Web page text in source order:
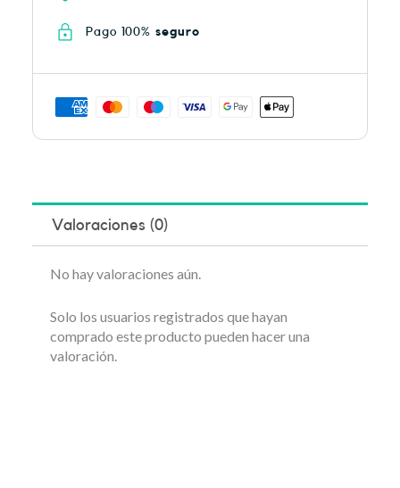
Pago 100% seguro
Valoraciones (0)
No hay valoraciones aún.
Solo los usuarios registrados que hayan
comprado este producto pueden hacer una
valoración.